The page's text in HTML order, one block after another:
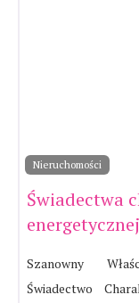
Nieruchomości
Świadectwa
Szanowny
Świadectwo